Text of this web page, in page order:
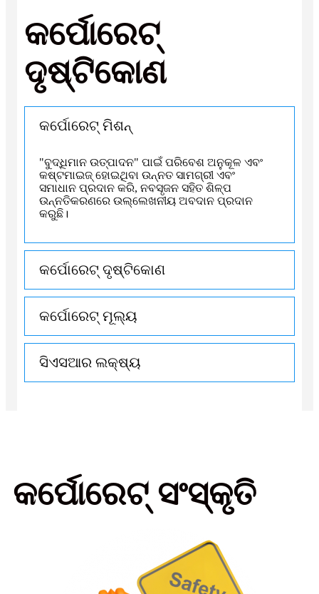
କର୍ପୋରେଟ୍
ଦୃଷ୍ଟିକୋଣ
କର୍ପୋରେଟ୍ ମିଶନ୍
"ବୁଦ୍ଧିମାନ ଉତ୍ପାଦନ" ପାଇଁ ପରିବେଶ ଅନୁକୂଳ ଏବଂ
କଷ୍ଟମାଇଜ୍ ହୋଇଥିବା ଉନ୍ନତ ସାମଗ୍ରୀ ଏବଂ
ସମାଧାନ ପ୍ରଦାନ କରି, ନବସୃଜନ ସହିତ ଶିଳ୍ପ
ଉନ୍ନତିକରଣରେ ଉଲ୍ଲେଖନୀୟ ଅବଦାନ ପ୍ରଦାନ
କରୁଛି।
କର୍ପୋରେଟ୍ ଦୃଷ୍ଟିକୋଣ
କର୍ପୋରେଟ୍ ମୂଲ୍ୟ
ସିଏସଆର ଲକ୍ଷ୍ୟ
କର୍ପୋରେଟ୍ ସଂସ୍କୃତି